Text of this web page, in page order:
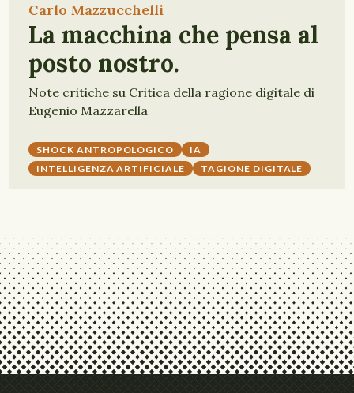
Carlo Mazzucchelli
La macchina che pensa al
posto nostro.
Note critiche su Critica della ragione digitale di
Eugenio Mazzarella
SHOCK ANTROPOLOGICO
IA
INTELLIGENZA ARTIFICIALE
TAGIONE DIGITALE